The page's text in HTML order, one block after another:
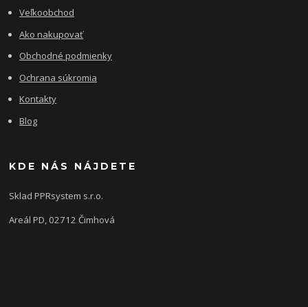
Veľkoobchod
Ako nakupovať
Obchodné podmienky
Ochrana súkromia
Kontakty
Blog
KDE NÁS NÁJDETE
Sklad PPRsystem s.r.o.
Areál PD, 02712 Čimhová